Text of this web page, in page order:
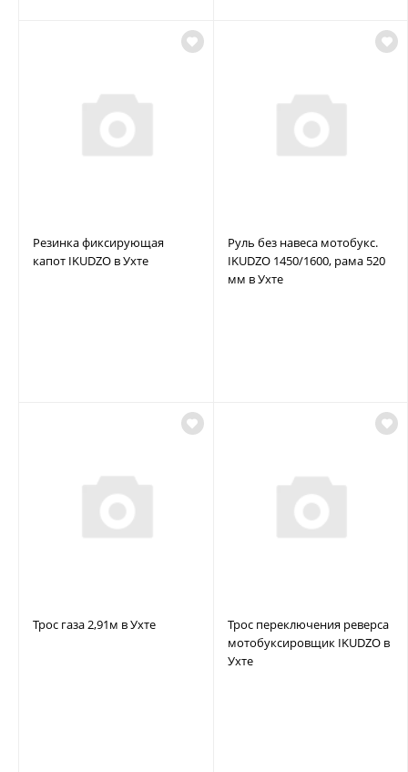
Резинка фиксирующая
капот IKUDZO в Ухте
Руль без навеса мотобукс.
IKUDZO 1450/1600, рама 520
мм в Ухте
Трос газа 2,91м в Ухте
Трос переключения реверса
мотобуксировщик IKUDZO в
Ухте